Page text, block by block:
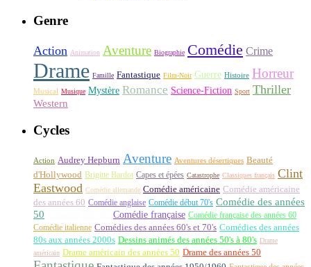
Genre
Action Animation Aventure Biographie Comédie Crime
Drame Famille Fantastique Film-Noir Guerre Histoire Horreur
Musical Musique Mystère Romance Science-Fiction Sport Thriller
Western
Cycles
Action Audrey Hepburn Aventure Aventures désertiques Beauté
d'Hollywood Brigitte Bardot Capes et épées Catastrophe Classiques français Clint
Eastwood Comédie allemande Comédie américaine Comédie américaine
des années 60 Comédie anglaise Comédie début 70's Comédie des années
50
Comédie française Comédie française des années 60
Comédie italienne Comédies des années 60's et 70's Comédies des années
80s aux années 2000s Dessins animés des années 50's à 80's Drame
américain Drame américain des années 50 Drame des années 50